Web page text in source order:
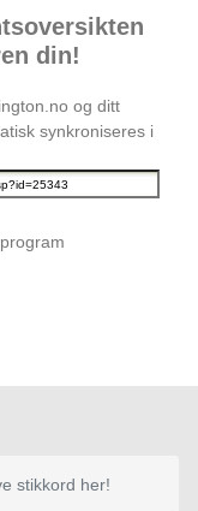
din!
og ditt
synkroniseres i